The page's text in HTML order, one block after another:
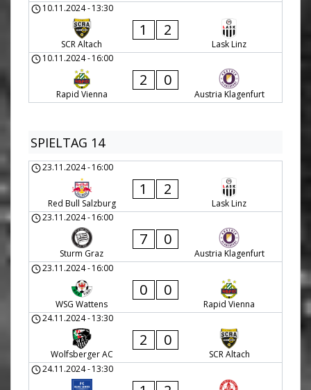
10.11.2024-13:30
SCR Altach
1 2
Lask Linz
10.11.2024-16:00
Rapid Vienna
2 0
Austria Klagenfurt
SPIELTAG 14
23.11.2024-16:00
Red Bull Salzburg
1 2
Lask Linz
23.11.2024-16:00
Sturm Graz
7 0
Austria Klagenfurt
23.11.2024-16:00
WSG Wattens
0 0
Rapid Vienna
24.11.2024-13:30
Wolfsberger AC
2 0
SCR Altach
24.11.2024-13:30